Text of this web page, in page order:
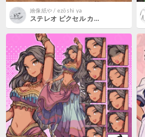
繪像紙や / ezōshi ya
ステレオ ピクセル カード ４枚セット｜Stereo Pixelcard set of 4